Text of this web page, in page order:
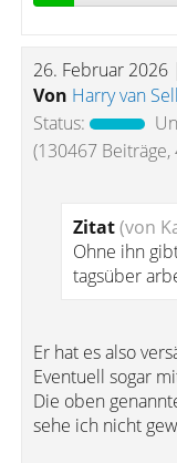
26. Februar 2026
Von Harry van Sell
Status:
(130467
Zitat(von
Ohne ihn
tagsüber
Er hat es also
Eventuell sogar
Die oben
sehe ich nicht